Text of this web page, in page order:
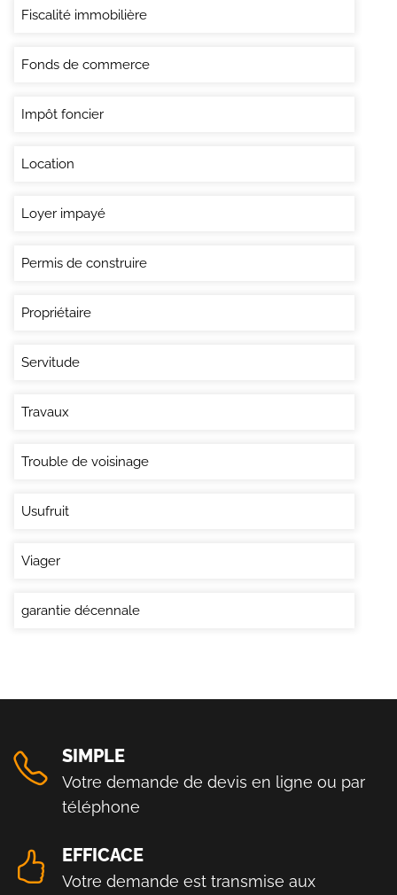
Fiscalité immobilière
Fonds de commerce
Impôt foncier
Location
Loyer impayé
Permis de construire
Propriétaire
Servitude
Travaux
Trouble de voisinage
Usufruit
Viager
garantie décennale
SIMPLE
Votre demande de devis en ligne ou par
téléphone
EFFICACE
Votre demande est transmise aux